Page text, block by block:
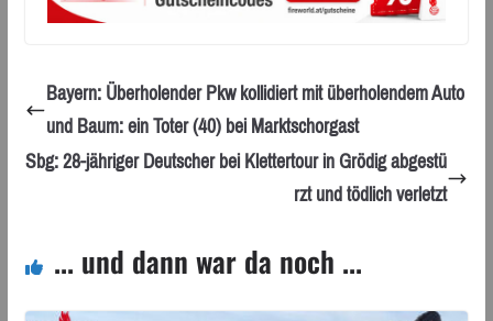
Bayern: Überholender Pkw kollidiert mit überholendem Auto
und Baum: ein Toter (40) bei Marktschorgast
Sbg: 28-jähriger Deutscher bei Klettertour in Grödig abgestü
rzt und tödlich verletzt
... und dann war da noch ...